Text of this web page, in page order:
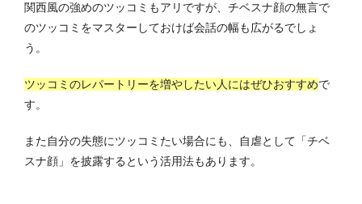
関西風の強めのツッコミもアリですが、チベスナ顔の無言で
のツッコミをマスターしておけば会話の幅も広がるでしょ
う。
ツッコミのレパートリーを増やしたい人にはぜひおすすめで
す。
また自分の失態にツッコミたい場合にも、自虐として「チベ
スナ顔」を披露するという活用法もあります。